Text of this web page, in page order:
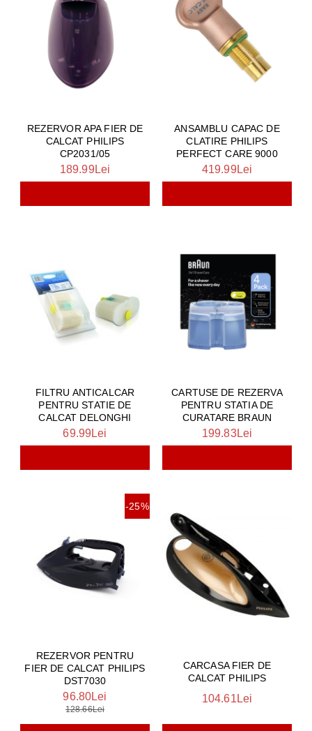
REZERVOR APA FIER DE
CALCAT PHILIPS
CP2031/05
189.99Lei
ANSAMBLU CAPAC DE
CLATIRE PHILIPS
PERFECT CARE 9000
419.99Lei
FILTRU ANTICALCAR
PENTRU STATIE DE
CALCAT DELONGHI
69.99Lei
CARTUSE DE REZERVA
PENTRU STATIA DE
CURATARE BRAUN
199.83Lei
-25%
REZERVOR PENTRU
FIER DE CALCAT PHILIPS
DST7030
96.80Lei
128.66Lei
CARCASA FIER DE
CALCAT PHILIPS
104.61Lei